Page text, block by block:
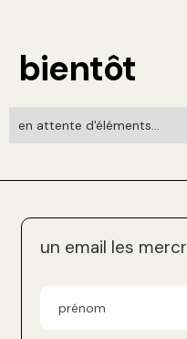
bientôt
en attente d'éléments...
un email les